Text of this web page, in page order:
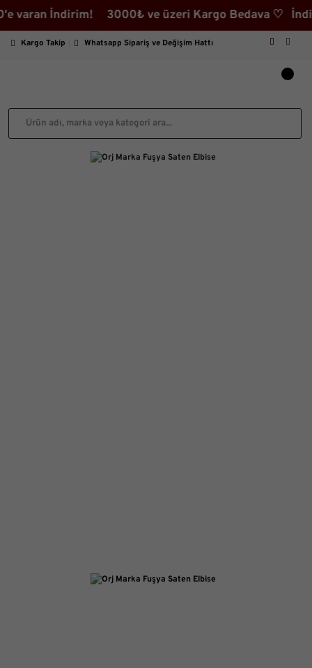
İndirim! 3000₺ ve üzeri Kargo Bedava ♡
Kargo Takip Whatsapp Sipariş ve Değişim Hattı